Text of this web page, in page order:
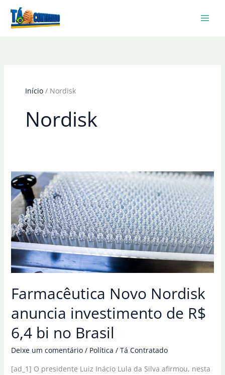
Início Nordisk
Nordisk
Farmacêutica Novo Nordisk
anuncia investimento de R$
6,4 bi no Brasil
Deixe um comentário / Política / Tá Contratado
[ad_1] O presidente Luiz Inácio Lula da Silva afirmou, nesta